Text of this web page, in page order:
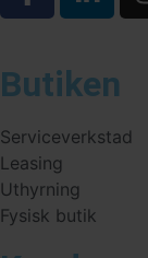
Butiken
Serviceverkstad
Leasing
Uthyrning
Fysisk butik